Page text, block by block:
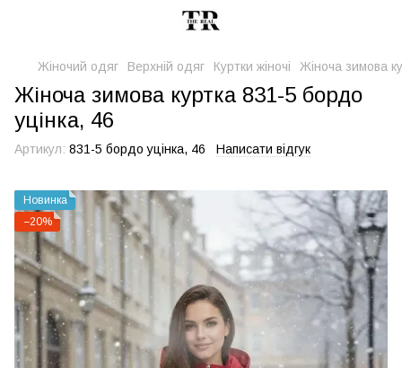
Жіночий одяг Верхній одяг Куртки жіночі Жіноча зимова
Жіноча зимова куртка 831-5 бордо
уцінка, 46
Артикул: 831-5 бордо уцінка, 46 Написати відгук
Новинка
−20%